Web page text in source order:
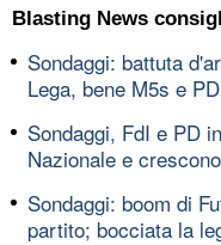
Blasting News
Sondaggi: battuta
Lega, bene M5s e PD
Sondaggi, FdI e PD
Nazionale e
Sondaggi: boom di
partito; bocciata la